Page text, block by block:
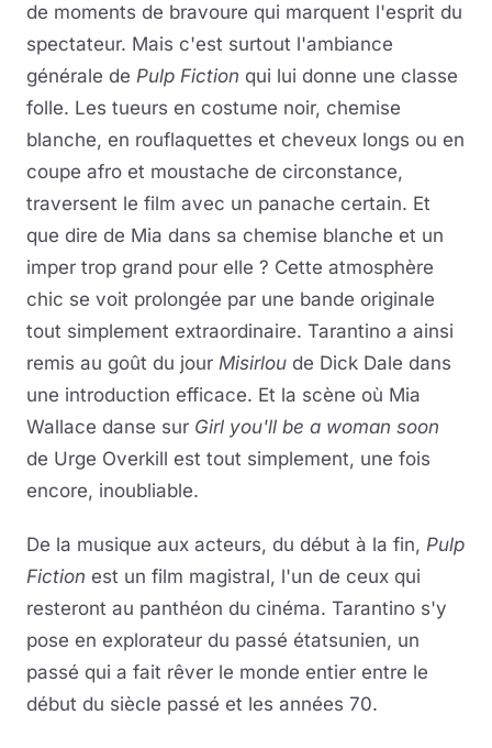
de moments de bravoure qui marquent l'esprit du
spectateur. Mais c'est surtout l'ambiance
générale de Pulp Fiction qui lui donne une classe
folle. Les tueurs en costume noir, chemise
blanche, en rouflaquettes et cheveux longs ou en
coupe afro et moustache de circonstance,
traversent le film avec un panache certain. Et
que dire de Mia dans sa chemise blanche et un
imper trop grand pour elle ? Cette atmosphère
chic se voit prolongée par une bande originale
tout simplement extraordinaire. Tarantino a ainsi
remis au goût du jour Misirlou de Dick Dale dans
une introduction efficace. Et la scène où Mia
Wallace danse sur Girl you'll be a woman soon
de Urge Overkill est tout simplement, une fois
encore, inoubliable.
De la musique aux acteurs, du début à la fin, Pulp
Fiction est un film magistral, l'un de ceux qui
resteront au panthéon du cinéma. Tarantino s'y
pose en explorateur du passé étatsunien, un
passé qui a fait rêver le monde entier entre le
début du siècle passé et les années 70.